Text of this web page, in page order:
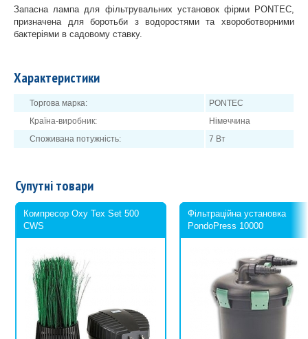
Запасна лампа для фільтрувальних установок фірми PONTEC,
призначена для боротьби з водоростями та хвороботворними
бактеріями в садовому ставку.
Характеристики
Торгова марка:
PONTEC
Країна-виробник:
Німеччина
Споживана потужність:
7 Вт
Супутні товари
Компресор Oxy Tex Set 500
CWS
Фільтраційна установка
PondoPress 10000